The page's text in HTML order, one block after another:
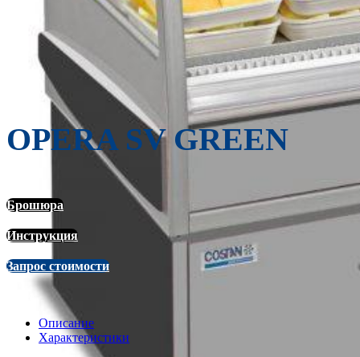
OPERA SV GREEN
Брошюра
Инструкция
Запрос стоимости
Описание
Характеристики